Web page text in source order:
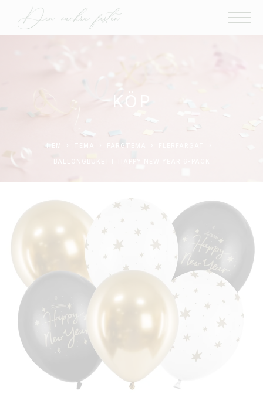
KÖP
FÄRGTEMA
BALLONGBUKETT HAPPY NEW YEAR 6-PACK